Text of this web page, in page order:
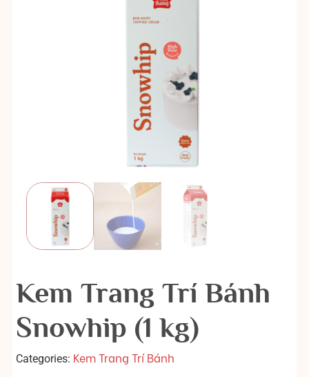
Kem Trang Trí Bánh
Snowhip (1 kg)
Categories: Kem Trang Trí Bánh